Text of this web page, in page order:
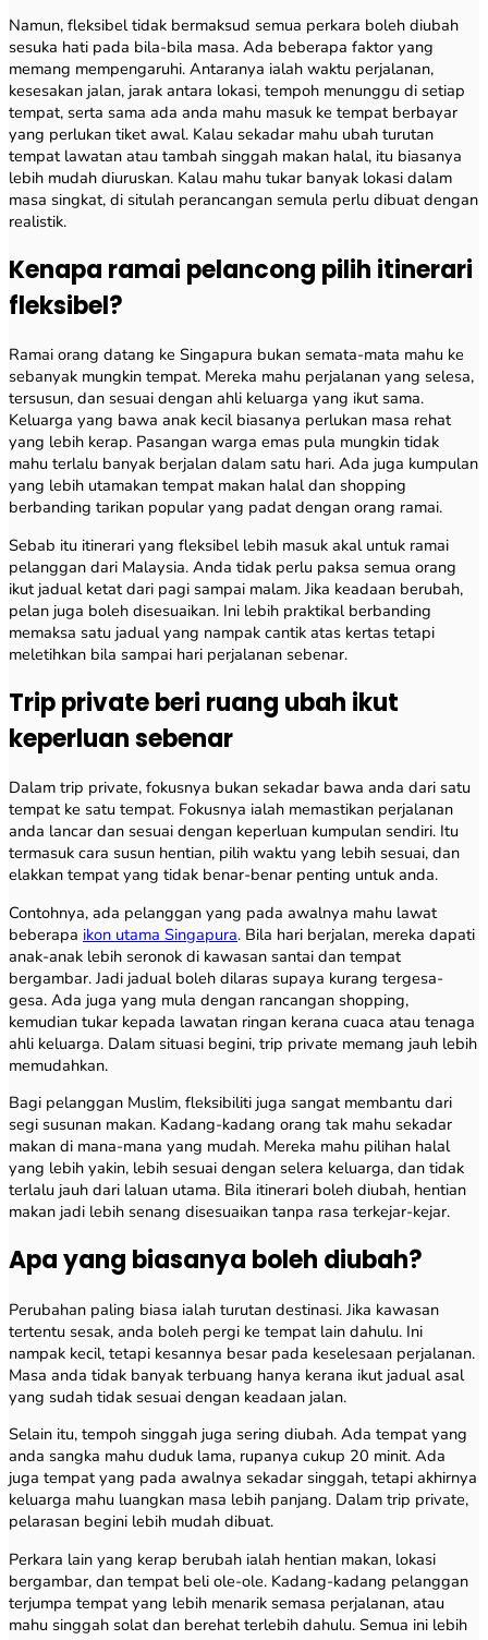
Namun, fleksibel tidak bermaksud semua perkara boleh diubah
sesuka hati pada bila-bila masa. Ada beberapa faktor yang
memang mempengaruhi. Antaranya ialah waktu perjalanan,
kesesakan jalan, jarak antara lokasi, tempoh menunggu di setiap
tempat, serta sama ada anda mahu masuk ke tempat berbayar
yang perlukan tiket awal. Kalau sekadar mahu ubah turutan
tempat lawatan atau tambah singgah makan halal, itu biasanya
lebih mudah diuruskan. Kalau mahu tukar banyak lokasi dalam
masa singkat, di situlah perancangan semula perlu dibuat dengan
realistik.
Kenapa ramai pelancong pilih itinerari
fleksibel?
Ramai orang datang ke Singapura bukan semata-mata mahu ke
sebanyak mungkin tempat. Mereka mahu perjalanan yang selesa,
tersusun, dan sesuai dengan ahli keluarga yang ikut sama.
Keluarga yang bawa anak kecil biasanya perlukan masa rehat
yang lebih kerap. Pasangan warga emas pula mungkin tidak
mahu terlalu banyak berjalan dalam satu hari. Ada juga kumpulan
yang lebih utamakan tempat makan halal dan shopping
berbanding tarikan popular yang padat dengan orang ramai.
Sebab itu itinerari yang fleksibel lebih masuk akal untuk ramai
pelanggan dari Malaysia. Anda tidak perlu paksa semua orang
ikut jadual ketat dari pagi sampai malam. Jika keadaan berubah,
pelan juga boleh disesuaikan. Ini lebih praktikal berbanding
memaksa satu jadual yang nampak cantik atas kertas tetapi
meletihkan bila sampai hari perjalanan sebenar.
Trip private beri ruang ubah ikut
keperluan sebenar
Dalam trip private, fokusnya bukan sekadar bawa anda dari satu
tempat ke satu tempat. Fokusnya ialah memastikan perjalanan
anda lancar dan sesuai dengan keperluan kumpulan sendiri. Itu
termasuk cara susun hentian, pilih waktu yang lebih sesuai, dan
elakkan tempat yang tidak benar-benar penting untuk anda.
Contohnya, ada pelanggan yang pada awalnya mahu lawat
beberapa ikon utama Singapura. Bila hari berjalan, mereka dapati
anak-anak lebih seronok di kawasan santai dan tempat
bergambar. Jadi jadual boleh dilaras supaya kurang tergesa-
gesa. Ada juga yang mula dengan rancangan shopping,
kemudian tukar kepada lawatan ringan kerana cuaca atau tenaga
ahli keluarga. Dalam situasi begini, trip private memang jauh lebih
memudahkan.
Bagi pelanggan Muslim, fleksibiliti juga sangat membantu dari
segi susunan makan. Kadang-kadang orang tak mahu sekadar
makan di mana-mana yang mudah. Mereka mahu pilihan halal
yang lebih yakin, lebih sesuai dengan selera keluarga, dan tidak
terlalu jauh dari laluan utama. Bila itinerari boleh diubah, hentian
makan jadi lebih senang disesuaikan tanpa rasa terkejar-kejar.
Apa yang biasanya boleh diubah?
Perubahan paling biasa ialah turutan destinasi. Jika kawasan
tertentu sesak, anda boleh pergi ke tempat lain dahulu. Ini
nampak kecil, tetapi kesannya besar pada keselesaan perjalanan.
Masa anda tidak banyak terbuang hanya kerana ikut jadual asal
yang sudah tidak sesuai dengan keadaan jalan.
Selain itu, tempoh singgah juga sering diubah. Ada tempat yang
anda sangka mahu duduk lama, rupanya cukup 20 minit. Ada
juga tempat yang pada awalnya sekadar singgah, tetapi akhirnya
keluarga mahu luangkan masa lebih panjang. Dalam trip private,
pelarasan begini lebih mudah dibuat.
Perkara lain yang kerap berubah ialah hentian makan, lokasi
bergambar, dan tempat beli ole-ole. Kadang-kadang pelanggan
terjumpa tempat yang lebih menarik semasa perjalanan, atau
mahu singgah solat dan berehat terlebih dahulu. Semua ini lebih